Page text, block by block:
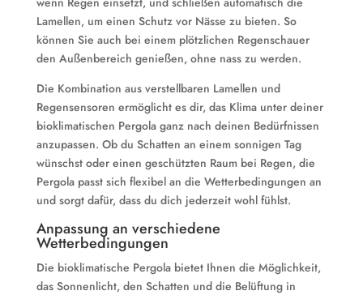
Lamellen, um einen Schutz vor Nässe zu bieten. So
können Sie auch bei einem plötzlichen Regenschauer
den Außenbereich genießen, ohne nass zu werden.
Die Kombination aus verstellbaren Lamellen und
Regensensoren ermöglicht es dir, das Klima unter deiner
bioklimatischen Pergola ganz nach deinen Bedürfnissen
anzupassen. Ob du Schatten an einem sonnigen Tag
wünschst oder einen geschützten Raum bei Regen, die
Pergola passt sich flexibel an die Wetterbedingungen an
und sorgt dafür, dass du dich jederzeit wohl fühlst.
Anpassung an verschiedene
Wetterbedingungen
Die bioklimatische Pergola bietet Ihnen die Möglichkeit,
das Sonnenlicht, den Schatten und die Belüftung in